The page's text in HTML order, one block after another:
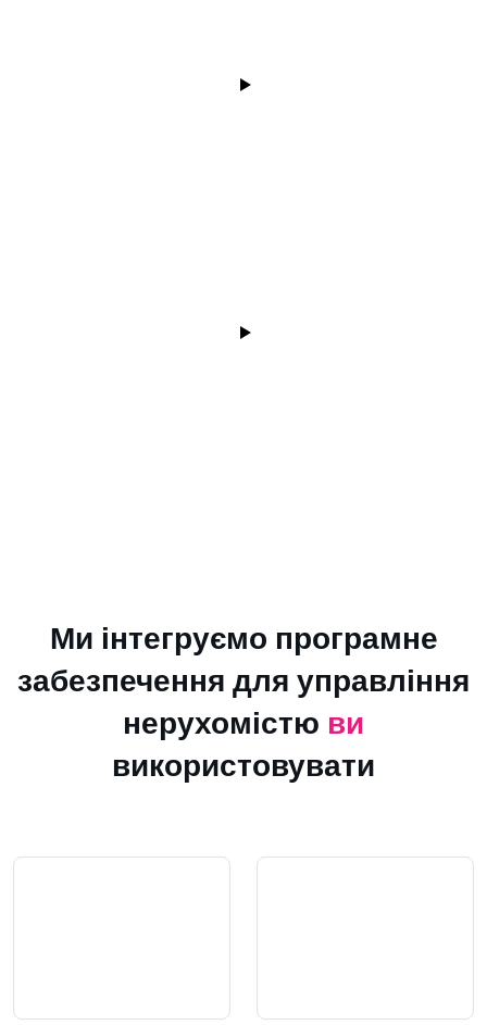
Ми інтегруємо програмне
забезпечення для управління
нерухомістю ви
використовувати